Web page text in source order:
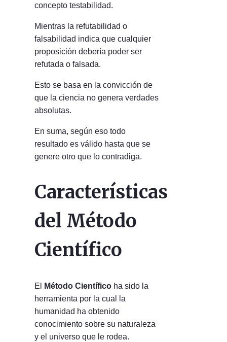
concepto testabilidad.
Mientras la refutabilidad o
falsabilidad indica que cualquier
proposición debería poder ser
refutada o falsada.
Esto se basa en la convicción de
que la ciencia no genera verdades
absolutas.
En suma, según eso todo
resultado es válido hasta que se
genere otro que lo contradiga.
Características
del Método
Científico
El Método Científico ha sido la
herramienta por la cual la
humanidad ha obtenido
conocimiento sobre su naturaleza
y el universo que le rodea.